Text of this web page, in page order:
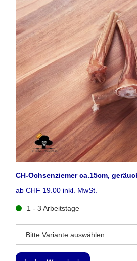
CH-Ochsenziemer ca.15cm,
ab CHF 19.00 inkl. MwSt.
1 - 3 Arbeitstage